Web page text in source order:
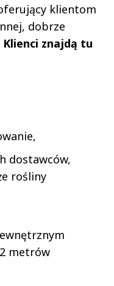
klientom
dobrze
Klienci znajdą tu
dostawców,
rośliny
metrów